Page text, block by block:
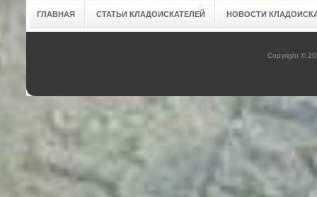
ГЛАВНАЯ СТАТЬИ КЛАДОИСКАТЕЛЕЙ НОВОСТИ
Copyright ©